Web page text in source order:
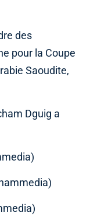
des
pour la Coupe
Saoudite,
Dguig a